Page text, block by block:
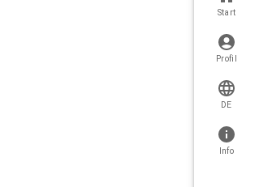
Start
Profil
DE
Info